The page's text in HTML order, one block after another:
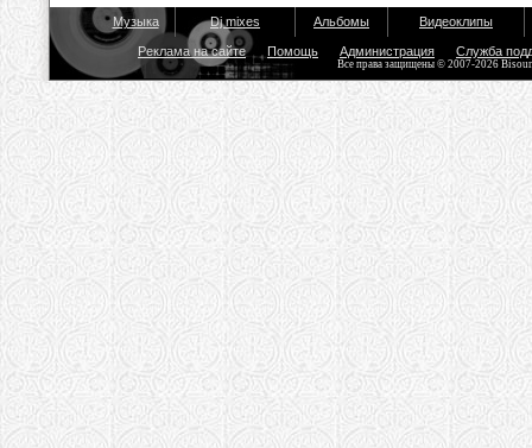
Музыка Dj mixes Альбомы Видеоклипы
Реклама на сайте Помощь Администрация Служба
Все права защищены © 2007-2026